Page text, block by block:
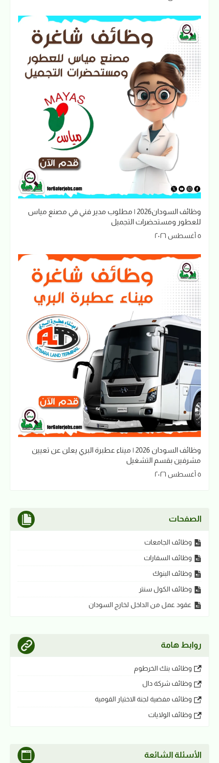
وظائف السودان2026 | مطلوب مدير فني في مصنع مياس
للعطور ومستحضرات التجميل
٥ أغسطس ٢٠٢٦
وظائف السودان 2026 | ميناء عطبرة البري يعلن عن تعيين
مشرفين بقسم التشغيل
٥ أغسطس ٢٠٢٦
الصفحات
وظائف الجامعات
وظائف السفارات
وظائف البنوك
وظائف الكول سنتر
عقود عمل من الداخل لخارج السودان
روابط هامة
وظائف بنك الخرطوم
وظائف شركة دال
وظائف مفضية لجنة الاختيار القومية
وظائف الولايات
الأسئلة الشائعة